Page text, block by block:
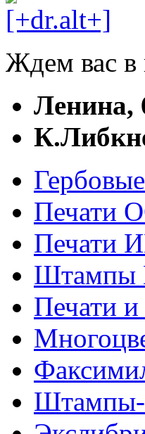
Ждем вас
Ленина,
Печати
Печати
Печати
Штампы-